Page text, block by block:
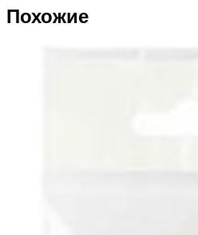
Похожие